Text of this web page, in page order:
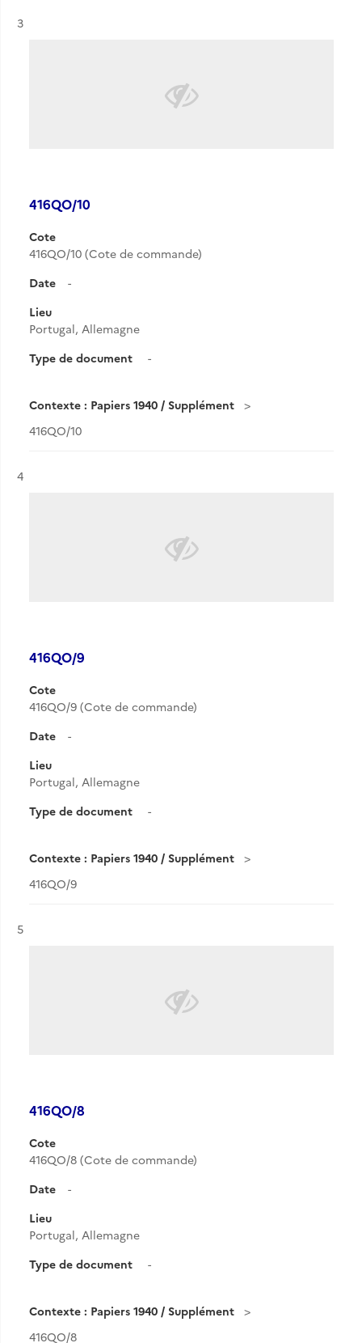
Résultat n°
3
416QO/10
Cote
416QO/10 (Cote de commande)
Date
-
Lieu
Portugal, Allemagne
Type de document
-
Contexte : Papiers 1940 / Supplément
416QO/10
Résultat n°
4
416QO/9
Cote
416QO/9 (Cote de commande)
Date
-
Lieu
Portugal, Allemagne
Type de document
-
Contexte : Papiers 1940 / Supplément
416QO/9
Résultat n°
5
416QO/8
Cote
416QO/8 (Cote de commande)
Date
-
Lieu
Portugal, Allemagne
Type de document
-
Contexte : Papiers 1940 / Supplément
416QO/8